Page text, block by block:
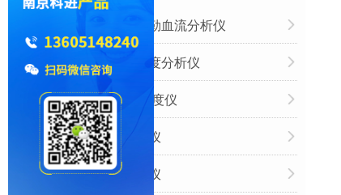
超声经颅多普勒血流分析仪
国产跟骨骨密度分析仪
胫骨/桡骨骨密度仪
动脉硬化检测仪
心率变异分析仪